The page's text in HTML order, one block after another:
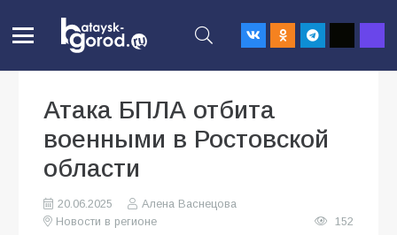
Атака БПЛА отбита
военными в Ростовской
области
20.06.2025
Алена Васнецова
Новости в регионе
152